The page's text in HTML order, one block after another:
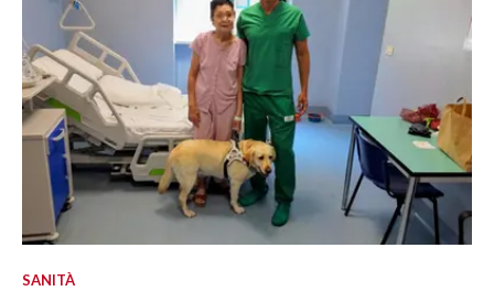
SANITÀ